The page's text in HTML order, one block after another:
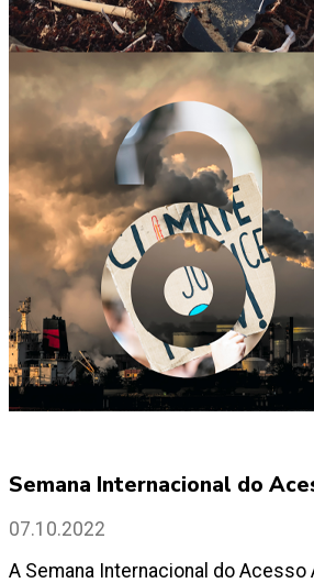
Semana Internacional do
07.10.2022
A Semana Internacional do